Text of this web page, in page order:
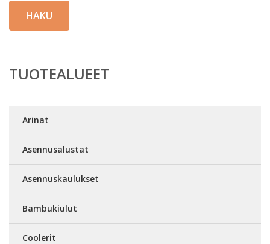
HAKU
TUOTEALUEET
Arinat
Asennusalustat
Asennuskaulukset
Bambukiulut
Coolerit